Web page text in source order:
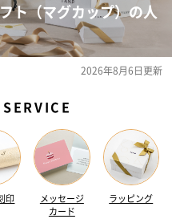
ト（マグカップ）の人
2026年8月6日更新
印
メッセージ
カード
ラッピング